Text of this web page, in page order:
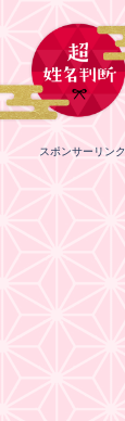
スポンサーリンク